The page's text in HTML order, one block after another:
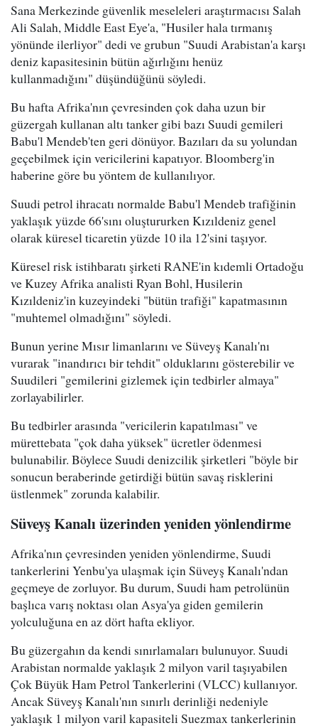
Sana Merkezinde güvenlik meseleleri araştırmacısı Salah
Ali Salah, Middle East Eye'a, "Husiler hala tırmanış
yönünde ilerliyor" dedi ve grubun "Suudi Arabistan'a karşı
deniz kapasitesinin bütün ağırlığını henüz
kullanmadığını" düşündüğünü söyledi.
Bu hafta Afrika'nın çevresinden çok daha uzun bir
güzergah kullanan altı tanker gibi bazı Suudi gemileri
Babu'l Mendeb'ten geri dönüyor. Bazıları da su yolundan
geçebilmek için vericilerini kapatıyor. Bloomberg'in
haberine göre bu yöntem de kullanılıyor.
Suudi petrol ihracatı normalde Babu'l Mendeb trafiğinin
yaklaşık yüzde 66'sını oluştururken Kızıldeniz genel
olarak küresel ticaretin yüzde 10 ila 12'sini taşıyor.
Küresel risk istihbaratı şirketi RANE'in kıdemli Ortadoğu
ve Kuzey Afrika analisti Ryan Bohl, Husilerin
Kızıldeniz'in kuzeyindeki "bütün trafiği" kapatmasının
"muhtemel olmadığını" söyledi.
Bunun yerine Mısır limanlarını ve Süveyş Kanalı'nı
vurarak "inandırıcı bir tehdit" olduklarını gösterebilir ve
Suudileri "gemilerini gizlemek için tedbirler almaya"
zorlayabilirler.
Bu tedbirler arasında "vericilerin kapatılması" ve
mürettebata "çok daha yüksek" ücretler ödenmesi
bulunabilir. Böylece Suudi denizcilik şirketleri "böyle bir
sonucun beraberinde getirdiği bütün savaş risklerini
üstlenmek" zorunda kalabilir.
Süveyş Kanalı üzerinden yeniden yönlendirme
Afrika'nın çevresinden yeniden yönlendirme, Suudi
tankerlerini Yenbu'ya ulaşmak için Süveyş Kanalı'ndan
geçmeye de zorluyor. Bu durum, Suudi ham petrolünün
başlıca varış noktası olan Asya'ya giden gemilerin
yolculuğuna en az dört hafta ekliyor.
Bu güzergahın da kendi sınırlamaları bulunuyor. Suudi
Arabistan normalde yaklaşık 2 milyon varil taşıyabilen
Çok Büyük Ham Petrol Tankerlerini (VLCC) kullanıyor.
Ancak Süveyş Kanalı'nın sınırlı derinliği nedeniyle
yaklaşık 1 milyon varil kapasiteli Suezmax tankerlerinin